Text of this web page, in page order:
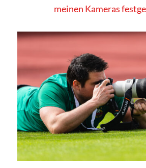
meinen Kameras